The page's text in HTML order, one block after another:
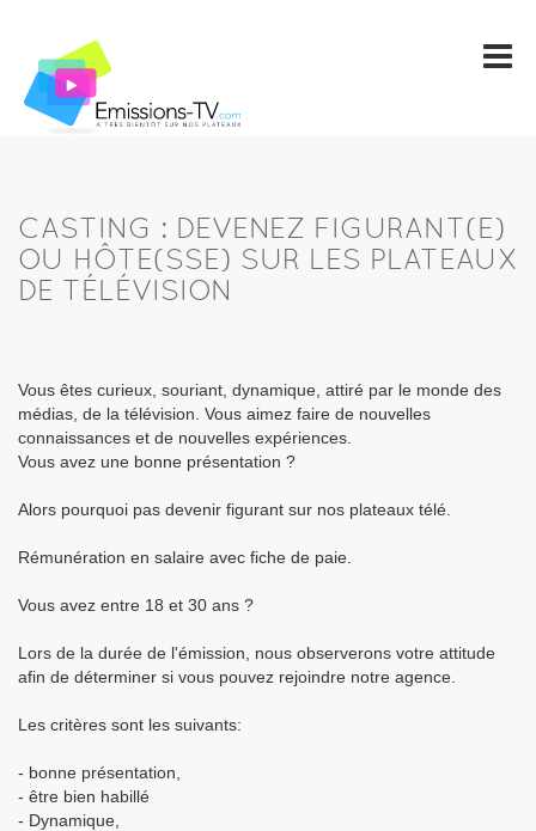
CASTING : DEVENEZ FIGURANT(E)
OU HÔTE(SSE) SUR LES PLATEAUX
DE TÉLÉVISION
Vous êtes curieux, souriant, dynamique, attiré par le monde des
médias, de la télévision. Vous aimez faire de nouvelles
connaissances et de nouvelles expériences.
Vous avez une bonne présentation ?
Alors pourquoi pas devenir figurant sur nos plateaux télé.
Rémunération en salaire avec fiche de paie.
Vous avez entre 18 et 30 ans ?
Lors de la durée de l'émission, nous observerons votre attitude
afin de déterminer si vous pouvez rejoindre notre agence.
Les critères sont les suivants:
- bonne présentation,
- être bien habillé
- Dynamique,